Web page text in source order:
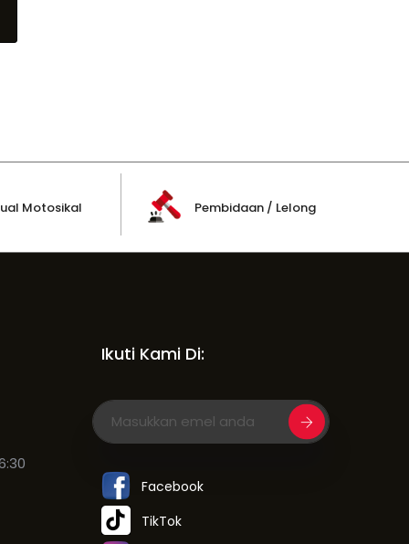
Motosikal Pembidaan / Lelong
Ikuti Kami Di:
Facebook
TikTok